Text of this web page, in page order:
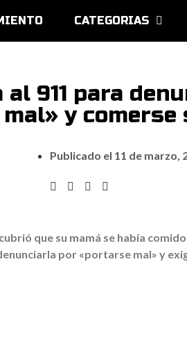
CATEGORIAS
911 para
y comerse
Publicado el 11 de marzo,
que su mamá se había
por «portarse mal» y